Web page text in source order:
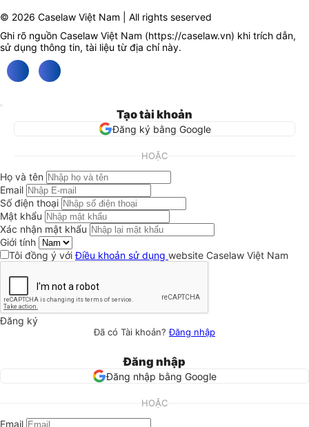
© 2026 Caselaw Việt Nam | All rights seserved
Ghi rõ nguồn Caselaw Việt Nam (https://caselaw.vn) khi trích dẫn,
sử dụng thông tin, tài liệu từ địa chỉ này.
Tạo tài khoản
Đăng ký bằng Google
HOẶC
Họ và tên
Email
Số điện thoại
Mật khẩu
Xác nhận mật khẩu
Giới tính
Tôi đồng ý vớiĐiều khoản sử dụng website Caselaw Việt Nam
Đăng ký
Đã có Tài khoản?Đăng nhập
Đăng nhập
Đăng nhập bằng Google
HOẶC
Email